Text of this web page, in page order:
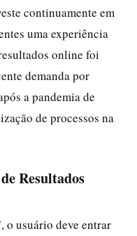
continuamente em
uma experiência
online foi
demanda por
a pandemia de
de processos na
Resultados
o usuário deve entrar